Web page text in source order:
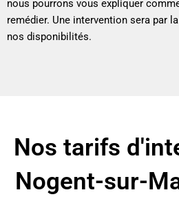
nous pourrons vous expliquer
remédier. Une intervention sera par
nos disponibilités.
Nos tarifs
Nogent-sur-